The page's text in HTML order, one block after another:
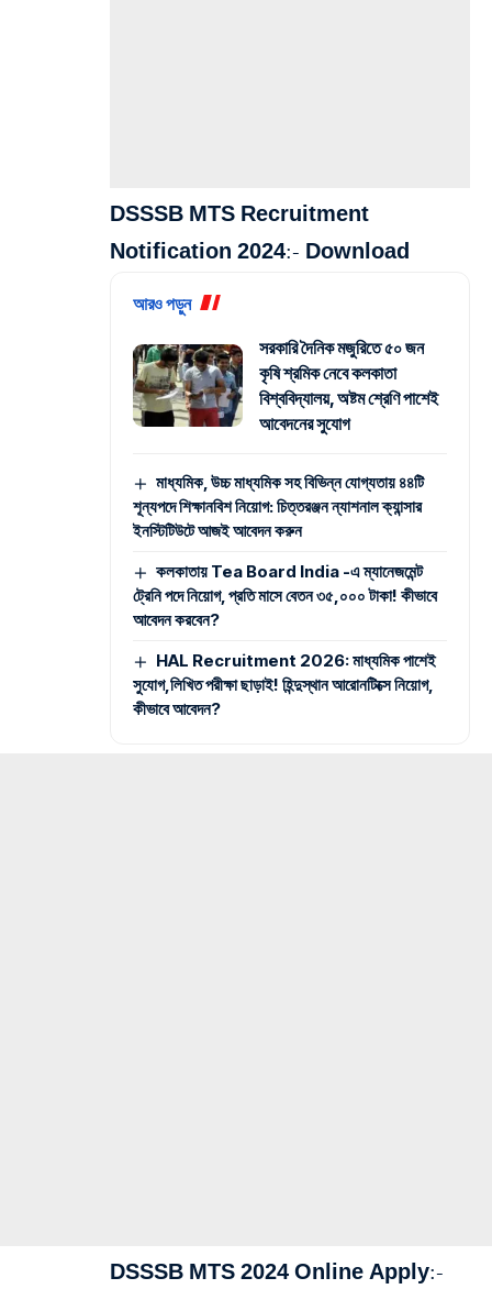
DSSSB MTS Recruitment
Notification 2024:- Download
আরও পড়ুন
সরকারি দৈনিক মজুরিতে ৫০ জন
কৃষি শ্রমিক নেবে কলকাতা
বিশ্ববিদ্যালয়, অষ্টম শ্রেণি পাশেই
আবেদনের সুযোগ
মাধ্যমিক, উচ্চ মাধ্যমিক সহ বিভিন্ন যোগ্যতায় ৪৪টি
শূন্যপদে শিক্ষানবিশ নিয়োগ: চিত্তরঞ্জন ন্যাশনাল ক্যান্সার
ইনস্টিটিউটে আজই আবেদন করুন
কলকাতায় Tea Board India -এ ম্যানেজমেন্ট
ট্রেনি পদে নিয়োগ, প্রতি মাসে বেতন ৩৫,০০০ টাকা! কীভাবে
আবেদন করবেন?
HAL Recruitment 2026: মাধ্যমিক পাশেই
সুযোগ,লিখিত পরীক্ষা ছাড়াই! হিন্দুস্থান আরোনটিক্সে নিয়োগ,
কীভাবে আবেদন?
DSSSB MTS 2024 Online Apply:-